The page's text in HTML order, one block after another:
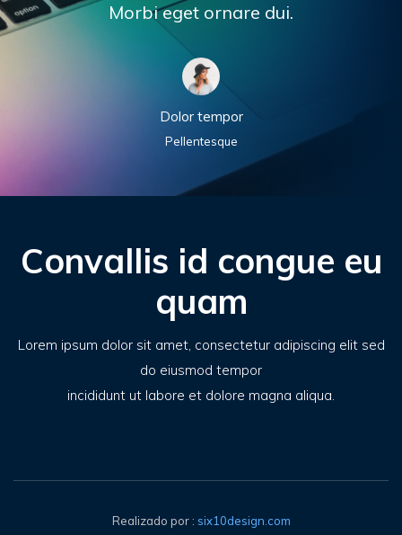
Morbi eget ornare dui.
Dolor tempor
Pellentesque
Convallis id congue eu
quam
Lorem ipsum dolor sit amet, consectetur adipiscing elit sed
do eiusmod tempor
incididunt ut labore et dolore magna aliqua.
Realizado por : six10design.com